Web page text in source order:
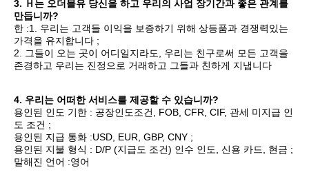
3. Ｈ 는 오더블유 당신을 하고 우리의 사업 장기간과 좋은 관계를
만듭니까?
한 :1. 우리는 고객들 이익을 보증하기 위해 상등품과 경쟁력있는
가격을 유지합니다 ;
2. 그들이 오는 곳이 어디일지라도, 우리는 친구로써 모든 고객을
존경하고 우리는 진정으로 거래하고 그들과 친하게 지냅니다
4. 우리는 어떠한 서비스를 제공할 수 있습니까?
용인된 인도 기한 : 공장인도조건, FOB, CFR, CIF, 관세 미지급 인
도 조건 ;
용인된 지급 통화 :USD, EUR, GBP, CNY ;
용인된 지불 형식 : D/P (지급도 조건) 인수 인도, 신용 카드, 현금 ;
말해진 언어 :영어